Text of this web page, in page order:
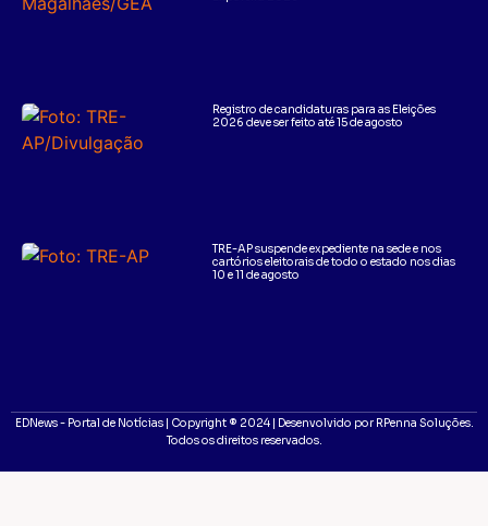
Registro de candidaturas para as Eleições
2026 deve ser feito até 15 de agosto
TRE-AP suspende expediente na sede e nos
cartórios eleitorais de todo o estado nos dias
10 e 11 de agosto
EDNews - Portal de Notícias | Copyright ® 2024 | Desenvolvido por RPenna Soluções.
Todos os direitos reservados.